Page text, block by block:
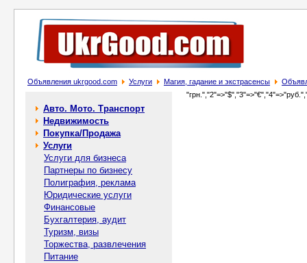
Объявления ukrgood.com Услуги Магия, гадание и экстрасенсы
Авто. Мото. Транспорт
Недвижимость
Покупка/Продажа
Услуги
Услуги для бизнеса
Партнеры по бизнесу
Полиграфия, реклама
Юридические услуги
Финансовые
Бухгалтерия, аудит
Туризм, визы
Торжества, развлечения
Питание